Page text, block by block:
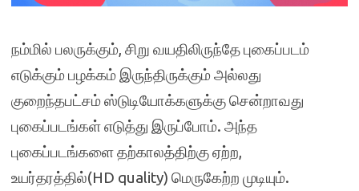
நம்மில் பலருக்கும், சிறு வயதிலிருந்தே புகைப்படம்
எடுக்கும் பழக்கம் இருந்திருக்கும் அல்லது
குறைந்தபட்சம் ஸ்டுடியோக்களுக்கு சென்றாவது
புகைப்படங்கள் எடுத்து இருப்போம். அந்த
புகைப்படங்களை தற்காலத்திற்கு ஏற்ற,
உயர்தரத்தில்(HD quality) மெருகேற்ற முடியும்.